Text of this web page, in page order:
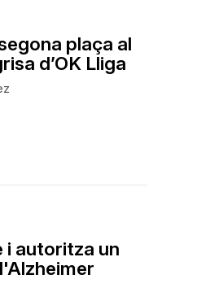
plaça al
d’OK Lliga
i autoritza un